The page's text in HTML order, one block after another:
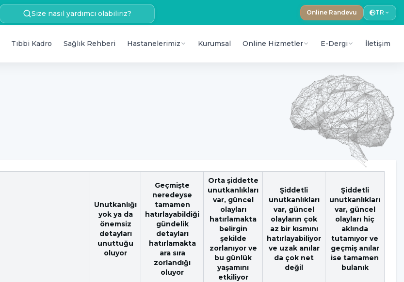
Size nasıl yardımcı olabiliriz? Online Randevu TR
Tıbbi Kadro Sağlık Rehberi Hastanelerimiz Kurumsal Online Hizmetler E-Dergi İletişim
Unutkanlığı
yok ya da
önemsiz
detayları
unuttuğu
oluyor
Geçmişte
neredeyse
tamamen
hatırlayabildiği
gündelik
detayları
hatırlamakta
ara sıra
zorlandığı
oluyor
Orta şiddette
unutkanlıkları
var, güncel
olayları
hatırlamakta
belirgin
şekilde
zorlanıyor ve
bu günlük
yaşamını
etkiliyor
Şiddetli
unutkanlıkları
var, güncel
olayların çok
az bir kısmını
hatırlayabiliyor
ve uzak anılar
da çok net
değil
Şiddetli
unutkanlıkları
var, güncel
olayları hiç
aklında
tutamıyor ve
geçmiş anılar
ise tamamen
bulanık